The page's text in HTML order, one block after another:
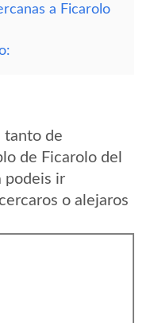
a Ficarolo
tanto de
de Ficarolo del
podeis ir
o alejaros